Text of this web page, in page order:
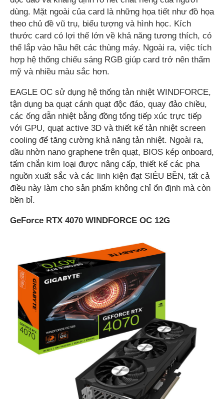
dùng. Mặt ngoài của card là những họa tiết như đồ họa
theo chủ đề vũ trụ, biểu tượng và hình học. Kích
thước card có lợi thế lớn về khả năng tương thích, có
thể lắp vào hầu hết các thùng máy. Ngoài ra, việc tích
hợp hệ thống chiếu sáng RGB giúp card trở nên thẩm
mỹ và nhiều màu sắc hơn.
EAGLE OC sử dụng hệ thống tản nhiệt WINDFORCE,
tận dụng ba quạt cánh quạt độc đáo, quay đảo chiều,
các ống dẫn nhiệt bằng đồng tổng tiếp xúc trực tiếp
với GPU, quạt active 3D và thiết kế tản nhiệt screen
cooling để tăng cường khả năng tản nhiệt. Ngoài ra,
dầu nhờn nano graphene trên quạt, BIOS kép onboard,
tấm chắn kim loại được nâng cấp, thiết kế các pha
nguồn xuất sắc và các linh kiện đạt SIÊU BỀN, tất cả
điều này làm cho sản phẩm không chỉ ổn định mà còn
bền bỉ.
GeForce RTX 4070 WINDFORCE OC 12G